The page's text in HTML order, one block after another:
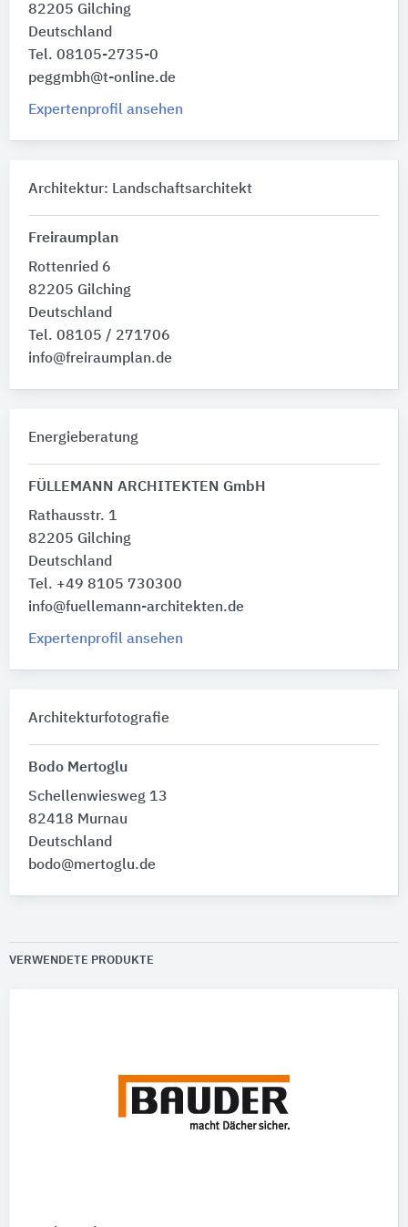
82205 Gilching
Deutschland
Tel. 08105-2735-0
peggmbh@t-online.de
Expertenprofil ansehen
Architektur: Landschaftsarchitekt
Freiraumplan
Rottenried 6
82205 Gilching
Deutschland
Tel. 08105 / 271706
info@freiraumplan.de
Energieberatung
FÜLLEMANN ARCHITEKTEN GmbH
Rathausstr. 1
82205 Gilching
Deutschland
Tel. +49 8105 730300
info@fuellemann-architekten.de
Expertenprofil ansehen
Architekturfotografie
Bodo Mertoglu
Schellenwiesweg 13
82418 Murnau
Deutschland
bodo@mertoglu.de
VERWENDETE PRODUKTE